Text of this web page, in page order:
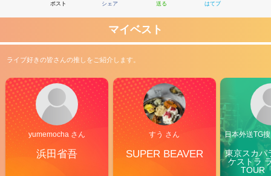
ポスト シェア 送る はてブ
マイベスト
ライブ好きの皆さんの推しをご紹介します。
yumemocha さん
浜田省吾
すう さん
SUPER BEAVER
日本外送TG
東京スカパ
ケストラ
TOUR